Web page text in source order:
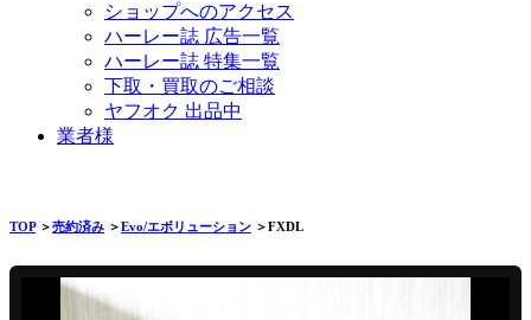
ショップへのアクセス
ハーレー誌 広告一覧
ハーレー誌 特集一覧
下取・買取のご相談
ヤフオク 出品中
業者様
TOP＞売約済み ＞Evo/エボリューション ＞FXDL